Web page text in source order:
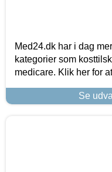
Med24.dk har i dag
kategorier som
medicare. Klik her for
Se